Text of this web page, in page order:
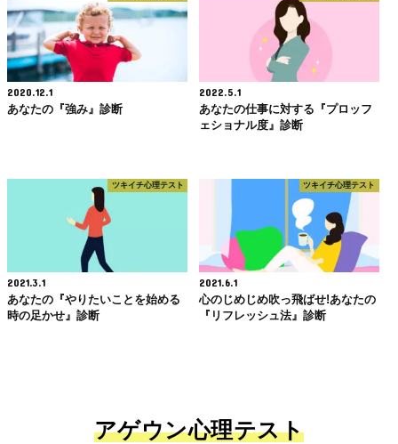
2020.12.1
あなたの『強み』診断
2022.5.1
あなたの仕事に対する『プロッフ
ェショナル度』診断
ツキイチ心理テスト
2021.3.1
あなたの『やりたいことを始める
時の足かせ』診断
ツキイチ心理テスト
2021.6.1
心のじめじめ吹っ飛ばせ!あなたの
『リフレッシュ法』診断
アゲウン心理テスト